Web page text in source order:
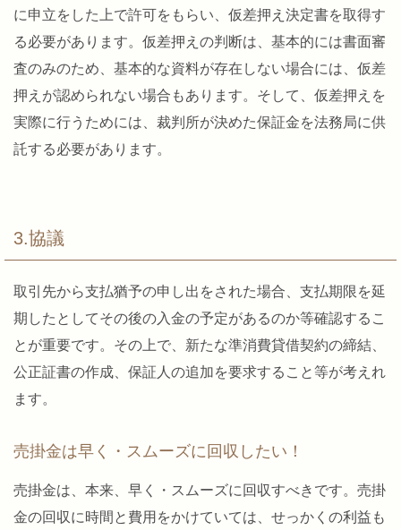
に申立をした上で許可をもらい、仮差押え決定書を取得す
る必要があります。仮差押えの判断は、基本的には書面審
査のみのため、基本的な資料が存在しない場合には、仮差
押えが認められない場合もあります。そして、仮差押えを
実際に行うためには、裁判所が決めた保証金を法務局に供
託する必要があります。
3.協議
取引先から支払猶予の申し出をされた場合、支払期限を延
期したとしてその後の入金の予定があるのか等確認するこ
とが重要です。その上で、新たな準消費貸借契約の締結、
公正証書の作成、保証人の追加を要求すること等が考えれ
ます。
売掛金は早く・スムーズに回収したい！
売掛金は、本来、早く・スムーズに回収すべきです。売掛
金の回収に時間と費用をかけていては、せっかくの利益も